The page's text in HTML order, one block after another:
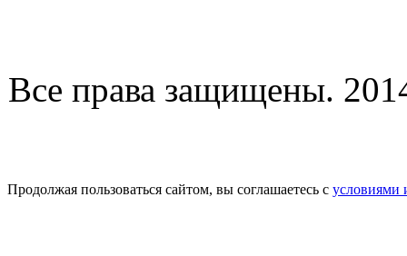
Все права защищены.
Продолжая пользоваться сайтом, вы соглашаетесь с условиями